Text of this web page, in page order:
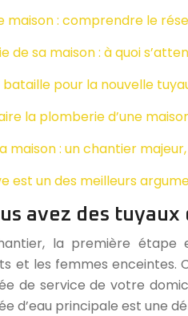
maison : comprendre le
de sa maison : à quoi
bataille pour la nouvelle
la plomberie d’une
maison : un chantier
est un des meilleurs
avez des
la première étape
et les femmes enceintes.
de service de votre
d’eau principale est une